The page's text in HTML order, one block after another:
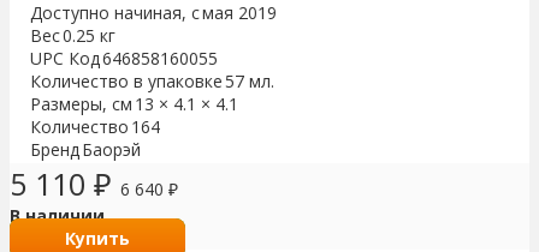
Доступно начиная, смая 2019
Вес0.25 кг
UPC Код646858160055
Количество в упаковке57 мл.
Размеры, см 13 × 4.1 × 4.1
Количество 164
БрендБаорэй
5 110 ₽ 6 640 ₽
В наличии
Купить